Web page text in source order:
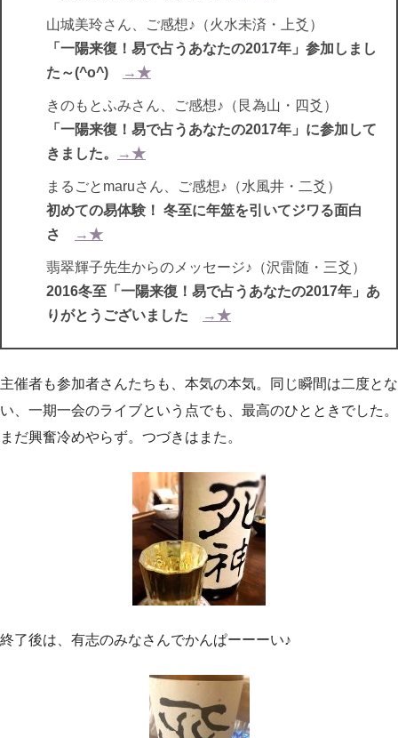
山城美玲さん、ご感想♪（火水未済・上爻）
「一陽来復！易で占うあなたの2017年」参加しまし
た～(^o^)
→★
きのもとふみさん、ご感想♪（艮為山・四爻）
「一陽来復！易で占うあなたの2017年」に参加して
きました。
→★
まるごとmaruさん、ご感想♪（水風井・二爻）
初めての易体験！ 冬至に年筮を引いてジワる面白
さ
→★
翡翠輝子先生からのメッセージ♪（沢雷随・三爻）
2016冬至「一陽来復！易で占うあなたの2017年」あ
りがとうございました
→★
主催者も参加者さんたちも、本気の本気。同じ瞬間は二度とな
い、一期一会のライブという点でも、最高のひとときでした。
まだ興奮冷めやらず。つづきはまた。
終了後は、有志のみなさんでかんぱーーーい♪